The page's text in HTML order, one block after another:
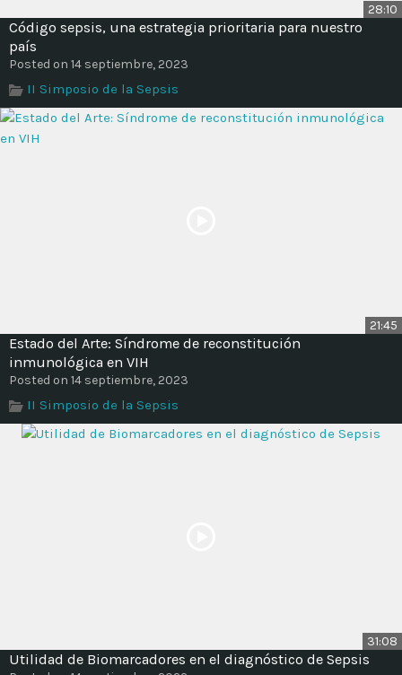
28:10
Código sepsis, una estrategia prioritaria para nuestro
país
Posted on 14 septiembre, 2023
II Simposio de la Sepsis
21:45
Estado del Arte: Síndrome de reconstitución
inmunológica en VIH
Posted on 14 septiembre, 2023
II Simposio de la Sepsis
31:08
Utilidad de Biomarcadores en el diagnóstico de Sepsis